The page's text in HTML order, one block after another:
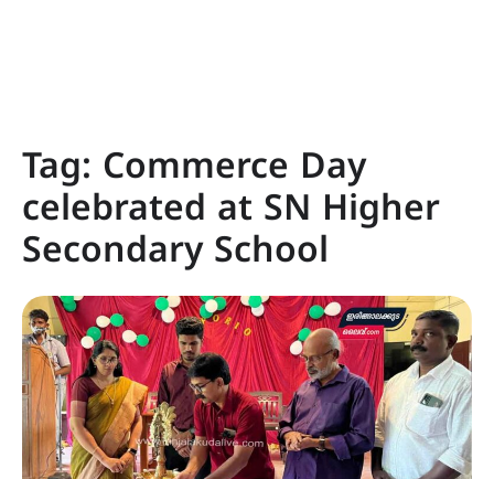
Tag: Commerce Day
celebrated at SN Higher
Secondary School